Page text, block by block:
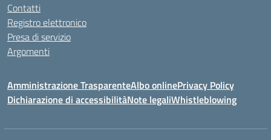
Contatti
Registro elettronico
Presa di servizio
Argomenti
Amministrazione TrasparenteAlbo onlinePrivacy Policy
Dichiarazione di accessibilitàNote legaliWhistleblowing